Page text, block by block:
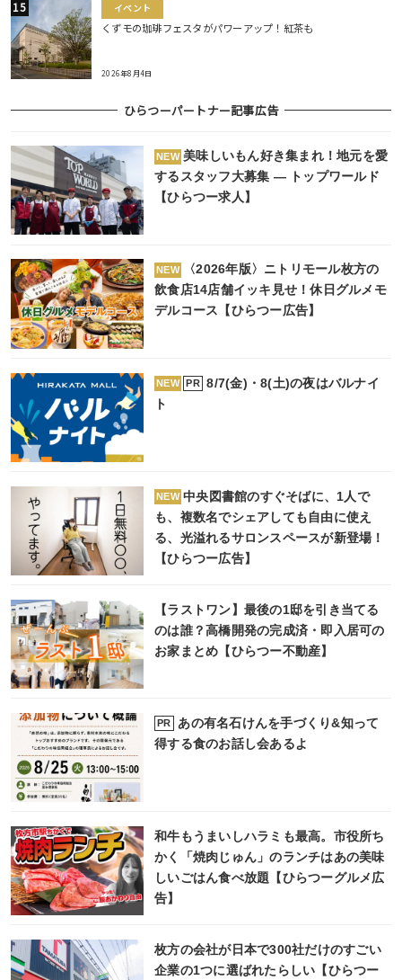
イベント
くずモの珈琲フェスタがパワーアップ！紅茶も
2026年8月4日
ひらつーパートナー記事広告
NEW 美味しいもん好き集まれ！地元を愛
するスタッフ大募集 ― トップワールド
【ひらつー求人】
NEW
〈2026年版〉ニトリモール枚方の
飲食店14店舗イッキ見せ！休日グルメモ
デルコース【ひらつー広告】
NEW PR
8/7(金)・8(土)の夜はバルナイ
ト
NEW 中央図書館のすぐそばに、1人で
も、複数名でシェアしても自由に使え
る、光溢れるサロンスペースが新登場！
【ひらつー広告】
【ラストワン】最後の1邸を引き当てる
のは誰？高橋開発の完成済・即入居可の
お家まとめ【ひらつー不動産】
PR
あの有名石けんを手づくり&知って
得する食のお話し会あるよ
和牛もうまいしハラミも最高。市役所ち
かく「焼肉じゅん」のランチはあの美味
しいごはん食べ放題【ひらつーグルメ広
告】
枚方の会社が日本で300社だけのすごい
企業の1つに選ばれたらしい【ひらつー